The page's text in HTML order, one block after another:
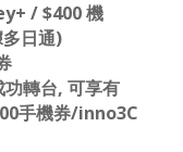
/ $400 機
日通)
轉台, 可享有
手機券/inno3C